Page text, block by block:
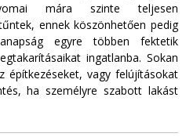
mára szinte teljesen
ennek köszönhetően pedig
egyre többen fektetik
ingatlanba. Sokan
építkezéseket, vagy felújításokat
ha személyre szabott lakást